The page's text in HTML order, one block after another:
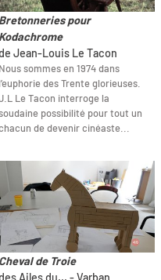
Bretonneries pour
Kodachrome
Jean-Louis Le Tacon
Nous sommes en 1974 dans
l’euphorie des Trente glorieuses.
Le Tacon interroge la
possibilité pour tout un
de devenir cinéaste...
Cheval de Troie